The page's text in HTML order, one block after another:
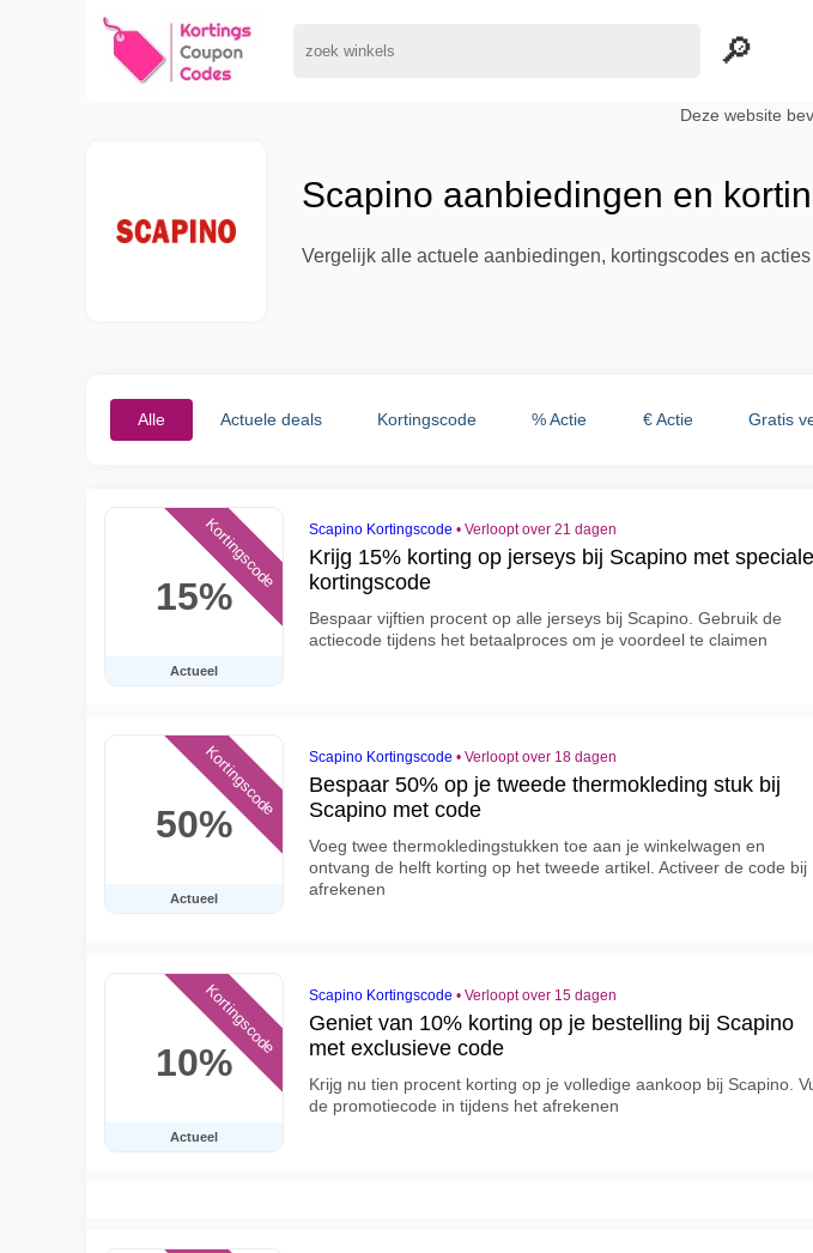
Deze website
Scapino aanbiedingen en
Vergelijk alle actuele aanbiedingen, kortingscodes en
Alle Actuele deals Kortingscode % Actie € Actie Gratis
15%
Actueel
Kortingscode Scapino Kortingscode • Verloopt over 21 dagen
Krijg 15% korting op jerseys bij Scapino met speciale
kortingscode
Bespaar vijftien procent op alle jerseys bij Scapino. Gebruik de
actiecode tijdens het betaalproces om je voordeel te claimen
50%
Actueel
Kortingscode Scapino Kortingscode • Verloopt over 18 dagen
Bespaar 50% op je tweede thermokleding stuk bij
Scapino met code
Voeg twee thermokledingstukken toe aan je winkelwagen en
ontvang de helft korting op het tweede artikel. Activeer de code bij
afrekenen
10%
Actueel
Kortingscode Scapino Kortingscode • Verloopt over 15 dagen
Geniet van 10% korting op je bestelling bij Scapino
met exclusieve code
Krijg nu tien procent korting op je volledige aankoop bij Scapino.
de promotiecode in tijdens het afrekenen